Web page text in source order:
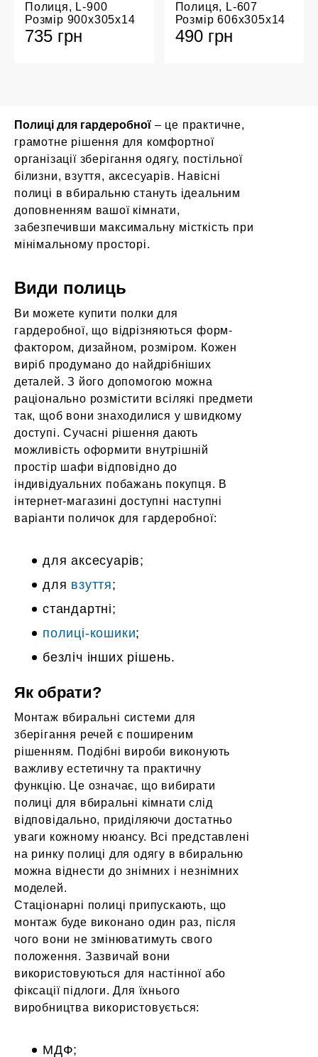
Полиця, L-900
Розмір 900х305х14
735 грн
Полиця, L-607
Розмір 606х305х14
490 грн
Полиці для гардеробної – це практичне,
грамотне рішення для комфортної
організації зберігання одягу, постільної
білизни, взуття, аксесуарів. Навісні
полиці в вбиральню стануть ідеальним
доповненням вашої кімнати,
забезпечивши максимальну місткість при
мінімальному просторі.
Види полиць
Ви можете купити полки для
гардеробної, що відрізняються форм-
фактором, дизайном, розміром. Кожен
виріб продумано до найдрібніших
деталей. З його допомогою можна
раціонально розмістити всілякі предмети
так, щоб вони знаходилися у швидкому
доступі. Сучасні рішення дають
можливість оформити внутрішній
простір шафи відповідно до
індивідуальних побажань покупця. В
інтернет-магазині доступні наступні
варіанти поличок для гардеробної:
для аксесуарів;
для взуття;
стандартні;
полиці-кошики;
безліч інших рішень.
Як обрати?
Монтаж вбиральні системи для
зберігання речей є поширеним
рішенням. Подібні вироби виконують
важливу естетичну та практичну
функцію. Це означає, що вибирати
полиці для вбиральні кімнати слід
відповідально, приділяючи достатньо
уваги кожному нюансу. Всі представлені
на ринку полиці для одягу в вбиральню
можна віднести до знімних і незнімних
моделей.
Стаціонарні полиці припускають, що
монтаж буде виконано один раз, після
чого вони не змінюватимуть свого
положення. Зазвичай вони
використовуються для настінної або
фіксації підлоги. Для їхнього
виробництва використовується:
МДФ;